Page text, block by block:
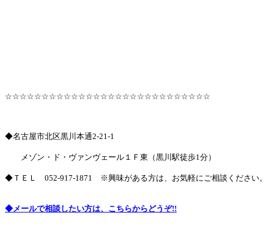
☆☆☆☆☆☆☆☆☆☆☆☆☆☆☆☆☆☆☆☆☆☆☆☆☆☆☆☆
◆名古屋市北区黒川本通2-21-1
メゾン・ド・ヴァンヴェール１Ｆ東（黒川駅徒歩1分）
◆ＴＥＬ 052-917-1871 ※興味がある方は、お気軽にご相談ください。
◆メールで相談したい方は、こちらからどうぞ!!